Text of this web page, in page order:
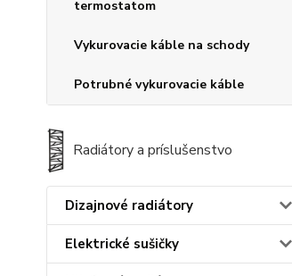
termostatom
Vykurovacie káble na schody
Potrubné vykurovacie káble
Radiátory a príslušenstvo
Dizajnové radiátory
Elektrické sušičky